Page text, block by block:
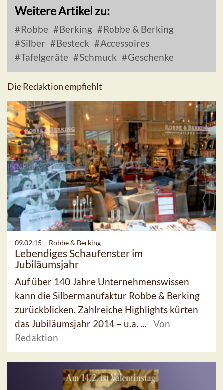
Weitere Artikel zu:
Robbe Berking
Robbe & Berking
Silber
Besteck
Accessoires
Tafelgeräte
Schmuck Geschenke
Die Redaktion empfiehlt
09.02.15 – Robbe & Berking
Lebendiges Schaufenster im
Jubiläumsjahr
Auf über 140 Jahre Unternehmenswissen
kann die Silbermanufaktur Robbe & Berking
zurückblicken. Zahlreiche Highlights kürten
das Jubiläumsjahr 2014 – u.a. ...
Von
Redaktion